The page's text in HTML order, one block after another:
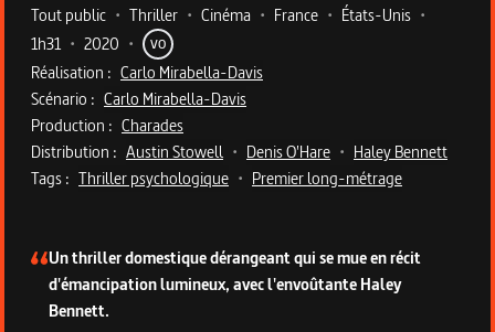
Metadata du programme
Tout public • Thriller • Cinéma • France • États-Unis •
1h31 • 2020 • VO
Réalisation : Carlo Mirabella-Davis
Scénario : Carlo Mirabella-Davis
Production : Charades
Distribution : Austin Stowell • Denis O'Hare • Haley Bennett
Tags : Thriller psychologique • Premier long-métrage
Un thriller domestique dérangeant qui se mue en récit
d'émancipation lumineux, avec l'envoûtante Haley
Bennett.